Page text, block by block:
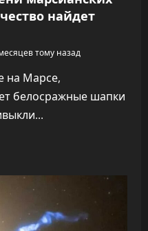
найдет
тому назад
на Марсе,
белосражные шапки